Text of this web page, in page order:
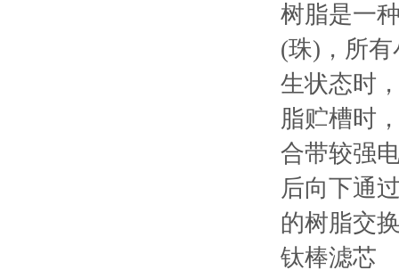
树脂是一
(珠)，所
生状态时
脂贮槽时
合带较强
后向下通
的树脂交
钛棒滤芯